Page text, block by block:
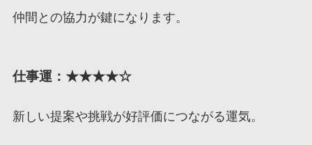
仲間との協力が鍵になります。
仕事運：★★★★☆
新しい提案や挑戦が好評価につながる運気。